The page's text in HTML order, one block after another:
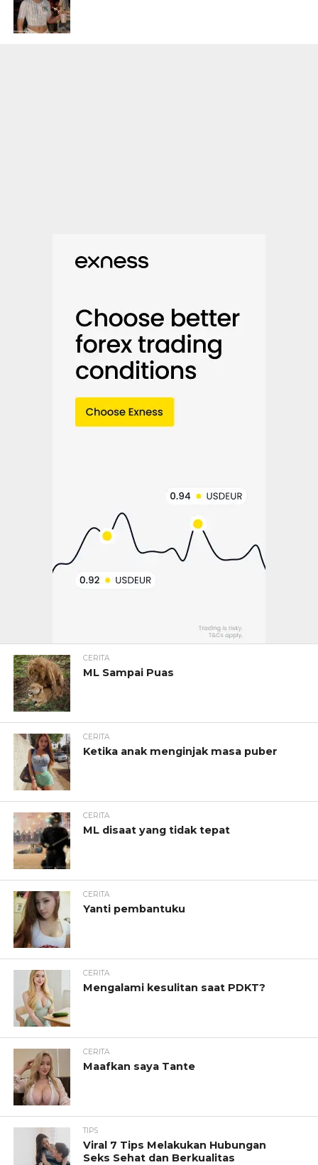
CERITA
ML Sampai Puas
CERITA
Ketika anak menginjak masa puber
CERITA
ML disaat yang tidak tepat
CERITA
Yanti pembantuku
CERITA
Mengalami kesulitan saat PDKT?
CERITA
Maafkan saya Tante
TIPS
Viral 7 Tips Melakukan Hubungan
Seks Sehat dan Berkualitas